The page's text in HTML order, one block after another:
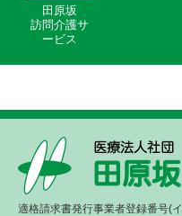
田原坂
訪問介護サ
ービス
適格請求書発行事業者登録番号(